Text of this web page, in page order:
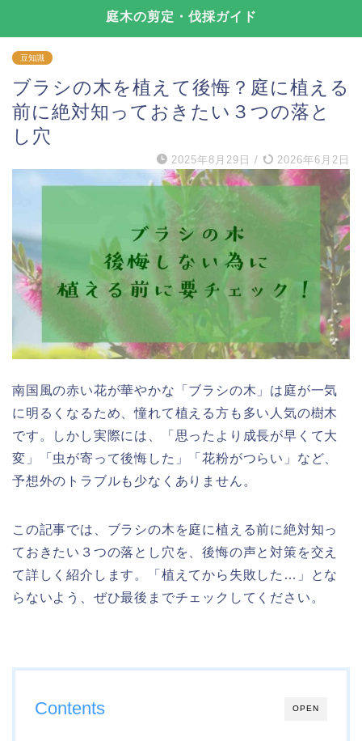
庭木の剪定・伐採ガイド
豆知識
ブラシの木を植えて後悔？庭に植える
前に絶対知っておきたい３つの落と
し穴
2025年8月29日 / 2026年6月2日
南国風の赤い花が華やかな「ブラシの木」は庭が一気
に明るくなるため、憧れて植える方も多い人気の樹木
です。しかし実際には、「思ったより成長が早くて大
変」「虫が寄って後悔した」「花粉がつらい」など、
予想外のトラブルも少なくありません。
この記事では、ブラシの木を庭に植える前に絶対知っ
ておきたい３つの落とし穴を、後悔の声と対策を交え
て詳しく紹介します。「植えてから失敗した…」とな
らないよう、ぜひ最後までチェックしてください。
OPEN
Contents